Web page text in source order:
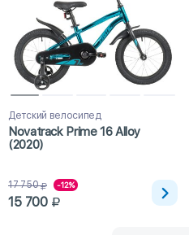
Детский велосипед
Novatrack Prime 16 Alloy
(2020)
17 750 -12%
15 700